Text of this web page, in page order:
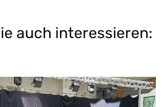
auch interessieren: